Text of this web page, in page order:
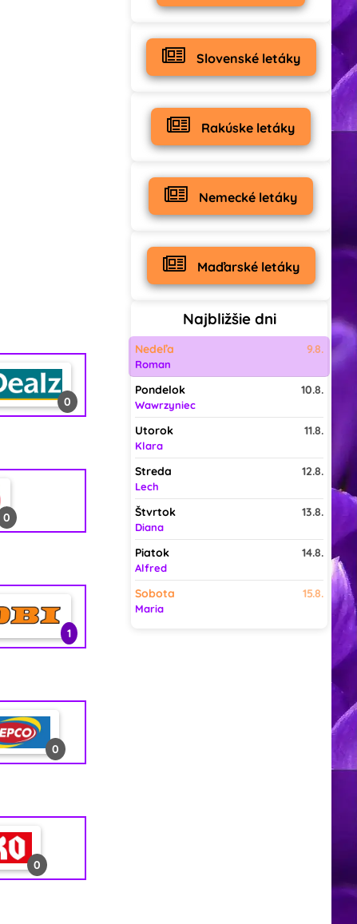
0
2
0
1
0
0
Slovenské letáky
Rakúske letáky
Nemecké letáky
Maďarské letáky
Najbližšie dni
Nedeľa 9.8.
Roman
Pondelok 10.8.
Wawrzyniec
Utorok 11.8.
Klara
Streda 12.8.
Lech
Štvrtok 13.8.
Diana
Piatok 14.8.
Alfred
Sobota 15.8.
Maria